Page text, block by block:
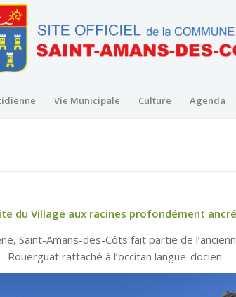
Vie Municipale Culture Agenda
du Village aux racines profondément
Saint-Amans-des-Côts fait partie de
Rouerguat rattaché à l’occitan langue-docien.